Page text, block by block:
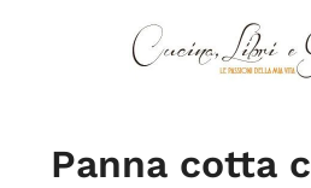
Panna cotta